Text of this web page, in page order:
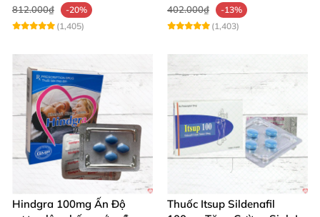
812.000₫
-20%
(1,405)
402.000₫
-13%
(1,403)
Hindgra 100mg Ấn Độ
Thuốc Itsup Sildenafil